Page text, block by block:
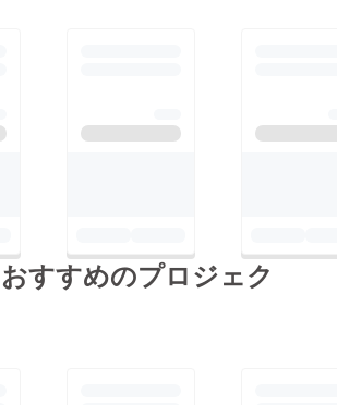
てきます。です
使って頂けるか
すすめのプロジェク